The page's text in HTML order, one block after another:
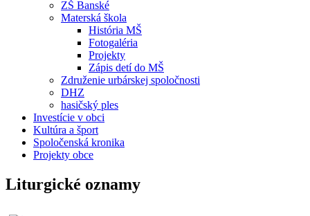
ZŠ Banské
Materská škola
História MŠ
Fotogaléria
Projekty
Zápis detí do MŠ
Združenie urbárskej spoločnosti
DHZ
hasičský ples
Investície v obci
Kultúra a šport
Spoločenská kronika
Projekty obce
Liturgické oznamy